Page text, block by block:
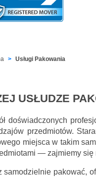
Usługi Pakowania
USŁUDZE
doświadczonych
przedmiotów.
miejsca w takim
— zajmiemy się
samodzielnie pakować,